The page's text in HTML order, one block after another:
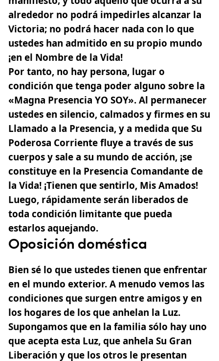
alrededor no podrá impedirles alcanzar la
Victoria; no podrá hacer nada con lo que
ustedes han admitido en su propio mundo
¡en el Nombre de la Vida!
Por tanto, no hay persona, lugar o
condición que tenga poder alguno sobre la
«Magna Presencia YO SOY». Al permanecer
ustedes en silencio, calmados y firmes en su
Llamado a la Presencia, y a medida que Su
Poderosa Corriente fluye a través de sus
cuerpos y sale a su mundo de acción, ¡se
constituye en la Presencia Comandante de
la Vida! ¡Tienen que sentirlo, Mis Amados!
Luego, rápidamente serán liberados de
toda condición limitante que pueda
estarlos aquejando.
Oposición doméstica
Bien sé lo que ustedes tienen que enfrentar
en el mundo exterior. A menudo vemos las
condiciones que surgen entre amigos y en
los hogares de los que anhelan la Luz.
Supongamos que en la familia sólo hay uno
que acepta esta Luz, que anhela Su Gran
Liberación y que los otros le presentan